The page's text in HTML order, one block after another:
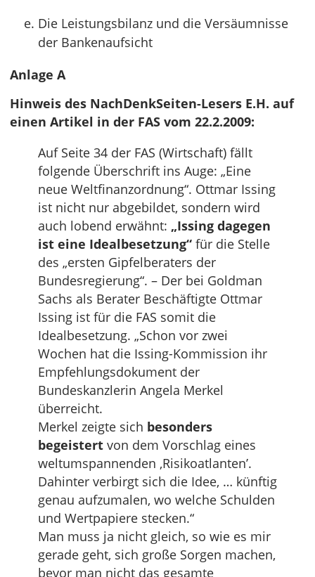
Die Leistungsbilanz und die Versäumnisse
der Bankenaufsicht
Anlage A
Hinweis des NachDenkSeiten-Lesers E.H. auf
einen Artikel in der FAS vom 22.2.2009:
Auf Seite 34 der FAS (Wirtschaft) fällt
folgende Überschrift ins Auge: „Eine
neue Weltfinanzordnung“. Ottmar Issing
ist nicht nur abgebildet, sondern wird
auch lobend erwähnt: „Issing dagegen
ist eine Idealbesetzung“ für die Stelle
des „ersten Gipfelberaters der
Bundesregierung“. – Der bei Goldman
Sachs als Berater Beschäftigte Ottmar
Issing ist für die FAS somit die
Idealbesetzung. „Schon vor zwei
Wochen hat die Issing-Kommission ihr
Empfehlungsdokument der
Bundeskanzlerin Angela Merkel
überreicht.
Merkel zeigte sich besonders
begeistert von dem Vorschlag eines
weltumspannenden ‚Risikoatlanten’.
Dahinter verbirgt sich die Idee, … künftig
genau aufzumalen, wo welche Schulden
und Wertpapiere stecken.“
Man muss ja nicht gleich, so wie es mir
gerade geht, sich große Sorgen machen,
bevor man nicht das gesamte